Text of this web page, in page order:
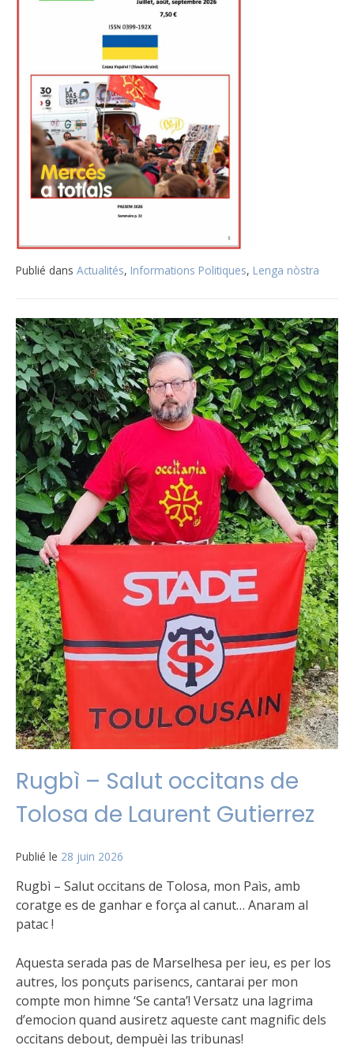
Publié dans Actualités, Informations Politiques, Lenga nòstra
Rugbì – Salut occitans de
Tolosa de Laurent Gutierrez
Publié le 28 juin 2026
Rugbì – Salut occitans de Tolosa, mon Paìs, amb
coratge es de ganhar e força al canut… Anaram al
patac !
Aquesta serada pas de Marselhesa per ieu, es per los
autres, los ponçuts parisencs, cantarai per mon
compte mon himne ‘Se canta’! Versatz una lagrima
d’emocion quand ausiretz aqueste cant magnific dels
occitans debout, dempuèi las tribunas!